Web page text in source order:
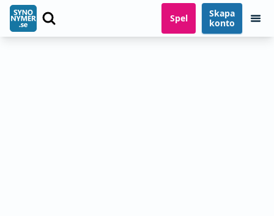
Spel
Skapa
konto